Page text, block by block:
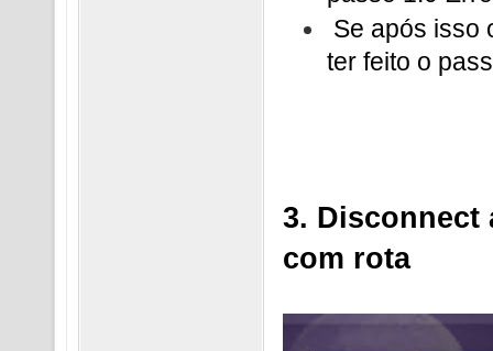
Se após isso
ter feito o
3. Disconnect
com rota